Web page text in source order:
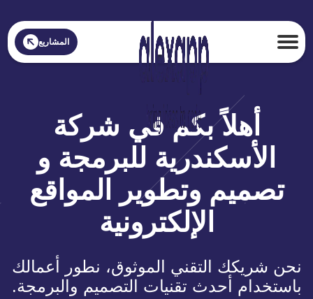
المشاريع
أهلاً بكم في شركة
الأسكندرية للبرمجة و
تصميم وتطوير المواقع
الإلكترونية
نحن شريكك التقني الموثوق، نطور أعمالك
باستخدام أحدث تقنيات التصميم والبرمجة.